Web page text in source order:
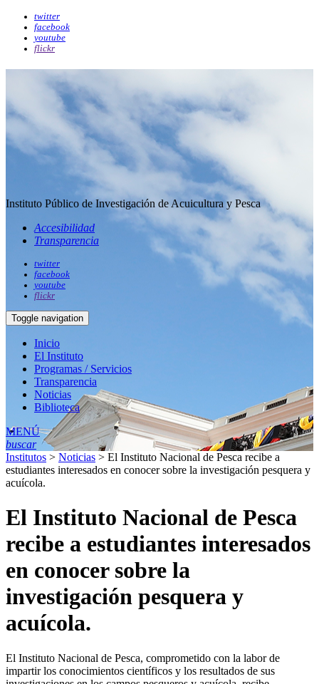
twitter
facebook
youtube
flickr
Instituto Público de Investigación de Acuicultura y Pesca
Accesibilidad
Transparencia
twitter
facebook
youtube
flickr
Toggle navigation
Inicio
El Instituto
Programas / Servicios
Transparencia
Noticias
Biblioteca
MENÚ
buscar
Institutos > Noticias > El Instituto Nacional de Pesca recibe a
estudiantes interesados en conocer sobre la investigación pesquera y
acuícola.
El Instituto Nacional de Pesca
recibe a estudiantes interesados
en conocer sobre la
investigación pesquera y
acuícola.
El Instituto Nacional de Pesca, comprometido con la labor de
impartir los conocimientos científicos y los resultados de sus